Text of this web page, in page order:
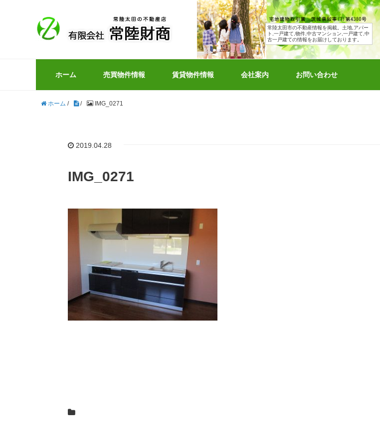
常陸太田市の不動産情報を掲載。土地,アパー
ト,一戸建て,物件,中古マンション,一戸建て,中
古一戸建ての情報をお届けしております。
ホーム 売買物件情報 賃貸物件情報 会社案内 お問い合わせ
ホーム / / IMG_0271
2019.04.28
IMG_0271